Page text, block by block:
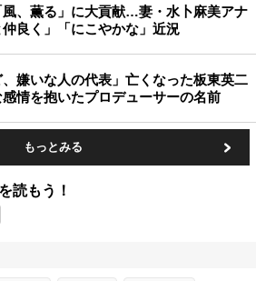
風、薫る」に大貢献…妻・水卜麻美アナ
良く」「にこやかな」近況
、嫌いな人の代表」亡くなった板東英二
情を抱いたプロデューサーの名前
もっとみる
読もう！